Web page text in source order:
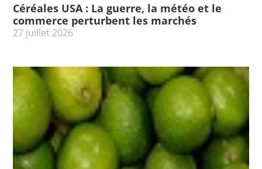
Céréales USA : La guerre, la météo et le
commerce perturbent les marchés
27 juillet 2026